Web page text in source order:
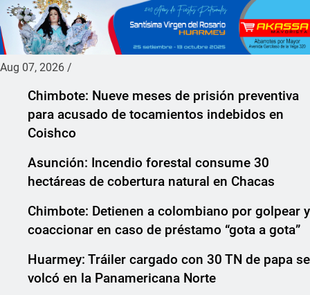
Aug 07, 2026 /
Chimbote: Nueve meses de prisión preventiva
para acusado de tocamientos indebidos en
Coishco
Asunción: Incendio forestal consume 30
hectáreas de cobertura natural en Chacas
Chimbote: Detienen a colombiano por golpear y
coaccionar en caso de préstamo “gota a gota”
Huarmey: Tráiler cargado con 30 TN de papa se
volcó en la Panamericana Norte